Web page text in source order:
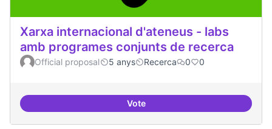
Xarxa internacional d'ateneus - labs
amb programes conjunts de recerca
Official proposal 5 anys Recerca 0 0
VoteXarxa internacional d'ateneus -